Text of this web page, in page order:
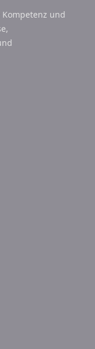
Kompetenz und